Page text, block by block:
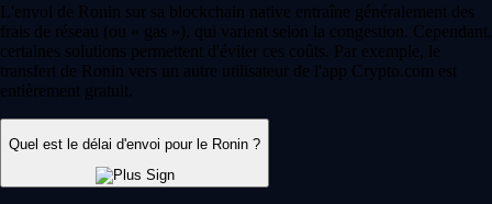
L'envoi de Ronin sur sa blockchain native entraîne généralement des
frais de réseau (ou « gas »), qui varient selon la congestion. Cependant,
certaines solutions permettent d'éviter ces coûts. Par exemple, le
transfert de Ronin vers un autre utilisateur de l'app Crypto.com est
entièrement gratuit.
Quel est le délai d'envoi pour le Ronin ?